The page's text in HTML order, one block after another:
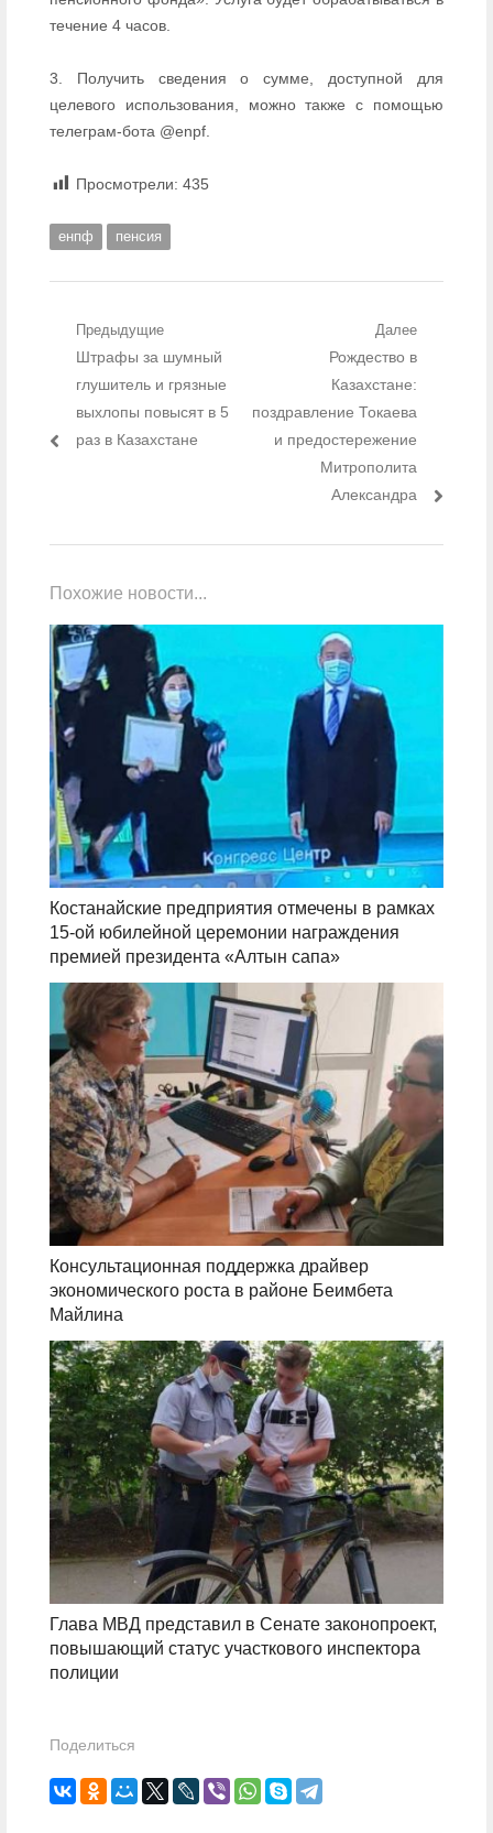
течение 4 часов.
3. Получить сведения о сумме, доступной для
целевого использования, можно также с помощью
телеграм-бота @enpf.
Просмотрели: 435
енпф пенсия
Навигация по записям
Предыдущие
Предыдущий пост:
Штрафы за шумный
глушитель и грязные
выхлопы повысят в 5
раз в Казахстане
Далее
Следующий
пост:
Рождество в
Казахстане:
поздравление Токаева
и предостережение
Митрополита
Александра
Похожие новости...
Костанайские предприятия отмечены в рамках
15-ой юбилейной церемонии награждения
премией президента «Алтын сапа»
Консультационная поддержка драйвер
экономического роста в районе Беимбета
Майлина
Глава МВД представил в Сенате законопроект,
повышающий статус участкового инспектора
полиции
Поделиться